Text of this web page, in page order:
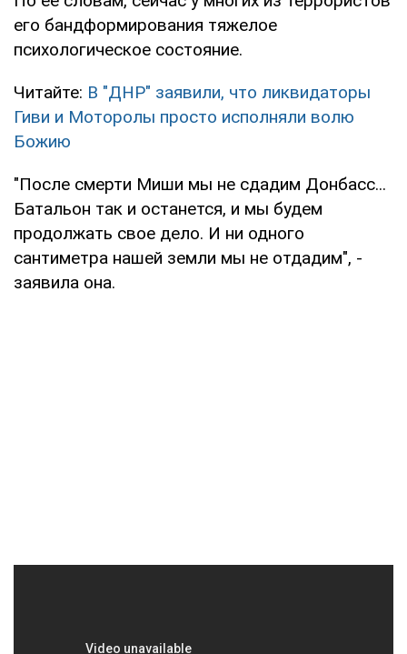
его бандформирования тяжелое
психологическое состояние.
Читайте: В "ДНР" заявили, что ликвидаторы
Гиви и Моторолы просто исполняли волю
Божию
"После смерти Миши мы не сдадим Донбасс...
Батальон так и останется, и мы будем
продолжать свое дело. И ни одного
сантиметра нашей земли мы не отдадим", -
заявила она.